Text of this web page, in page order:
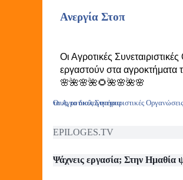
Ανεργία Στοπ
Οι Αγροτικές
εργαστούν στα αγροκτήματα
🌸🌺🌸🌺🌻🌺🌸🌺🌸
Οι Αγροτικές Συνεταιριστικές Οργανώσεις παραγωγών Ημαθίας ζητούν ενδιαφερόμενους για να εργαστούν στα αγροκτήματα των μελών τους, τα διαλογητήρια
EPILOGES.TV
Ψάχνεις εργασία; Στην